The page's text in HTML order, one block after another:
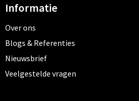
Informatie
Over ons
Blogs & Referenties
Nieuwsbrief
Veelgestelde vragen